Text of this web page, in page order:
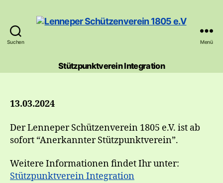
Suchen
Schützenverein
1805
Menü
Stützpunktverein Integration
13.03.2024
Der Lenneper Schützenverein 1805 e.V. ist ab
sofort “Anerkannter Stützpunktverein”.
Weitere Informationen findet Ihr unter:
Stützpunktverein Integration